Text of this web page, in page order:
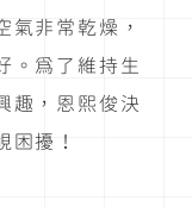
氣非常乾燥，
。為了維持生
趣，恩熙俊決
困擾！